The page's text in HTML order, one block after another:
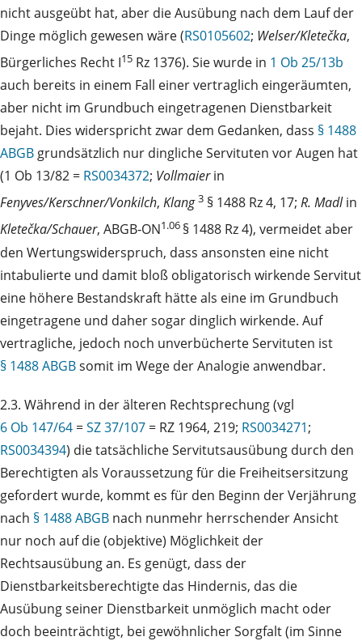
nicht ausgeübt hat, aber die Ausübung nach dem Lauf der
Dinge möglich gewesen wäre (RS0105602; Welser/Kletečka,
Bürgerliches Recht I15 Rz 1376). Sie wurde in 1 Ob 25/13b
auch bereits in einem Fall einer vertraglich eingeräumten,
aber nicht im Grundbuch eingetragenen Dienstbarkeit
bejaht. Dies widerspricht zwar dem Gedanken, dass § 1488
ABGB grundsätzlich nur dingliche Servituten vor Augen hat
(1 Ob 13/82 = RS0034372; Vollmaierin
Fenyves/Kerschner/Vonkilch, Klang 3 § 1488 Rz 4, 17; R. Madlin
Kletečka/Schauer, ABGB‑ON1.06 § 1488 Rz 4), vermeidet aber
den Wertungswiderspruch, dass ansonsten eine nicht
intabulierte und damit bloß obligatorisch wirkende Servitut
eine höhere Bestandskraft hätte als eine im Grundbuch
eingetragene und daher sogar dinglich wirkende. Auf
vertragliche, jedoch noch unverbücherte Servituten ist
§ 1488 ABGBsomit im Wege der Analogie anwendbar.
2.3. Während in der älteren Rechtsprechung (vgl
6 Ob 147/64 =SZ 37/107 = RZ 1964, 219; RS0034271;
RS0034394) die tatsächliche Servitutsausübung durch den
Berechtigten als Voraussetzung für die Freiheitsersitzung
gefordert wurde, kommt es für den Beginn der Verjährung
nach § 1488 ABGB nach nunmehr herrschender Ansicht
nur noch auf die (objektive) Möglichkeit der
Rechtsausübung an. Es genügt, dass der
Dienstbarkeitsberechtigte das Hindernis, das die
Ausübung seiner Dienstbarkeit unmöglich macht oder
doch beeinträchtigt, bei gewöhnlicher Sorgfalt (im Sinne